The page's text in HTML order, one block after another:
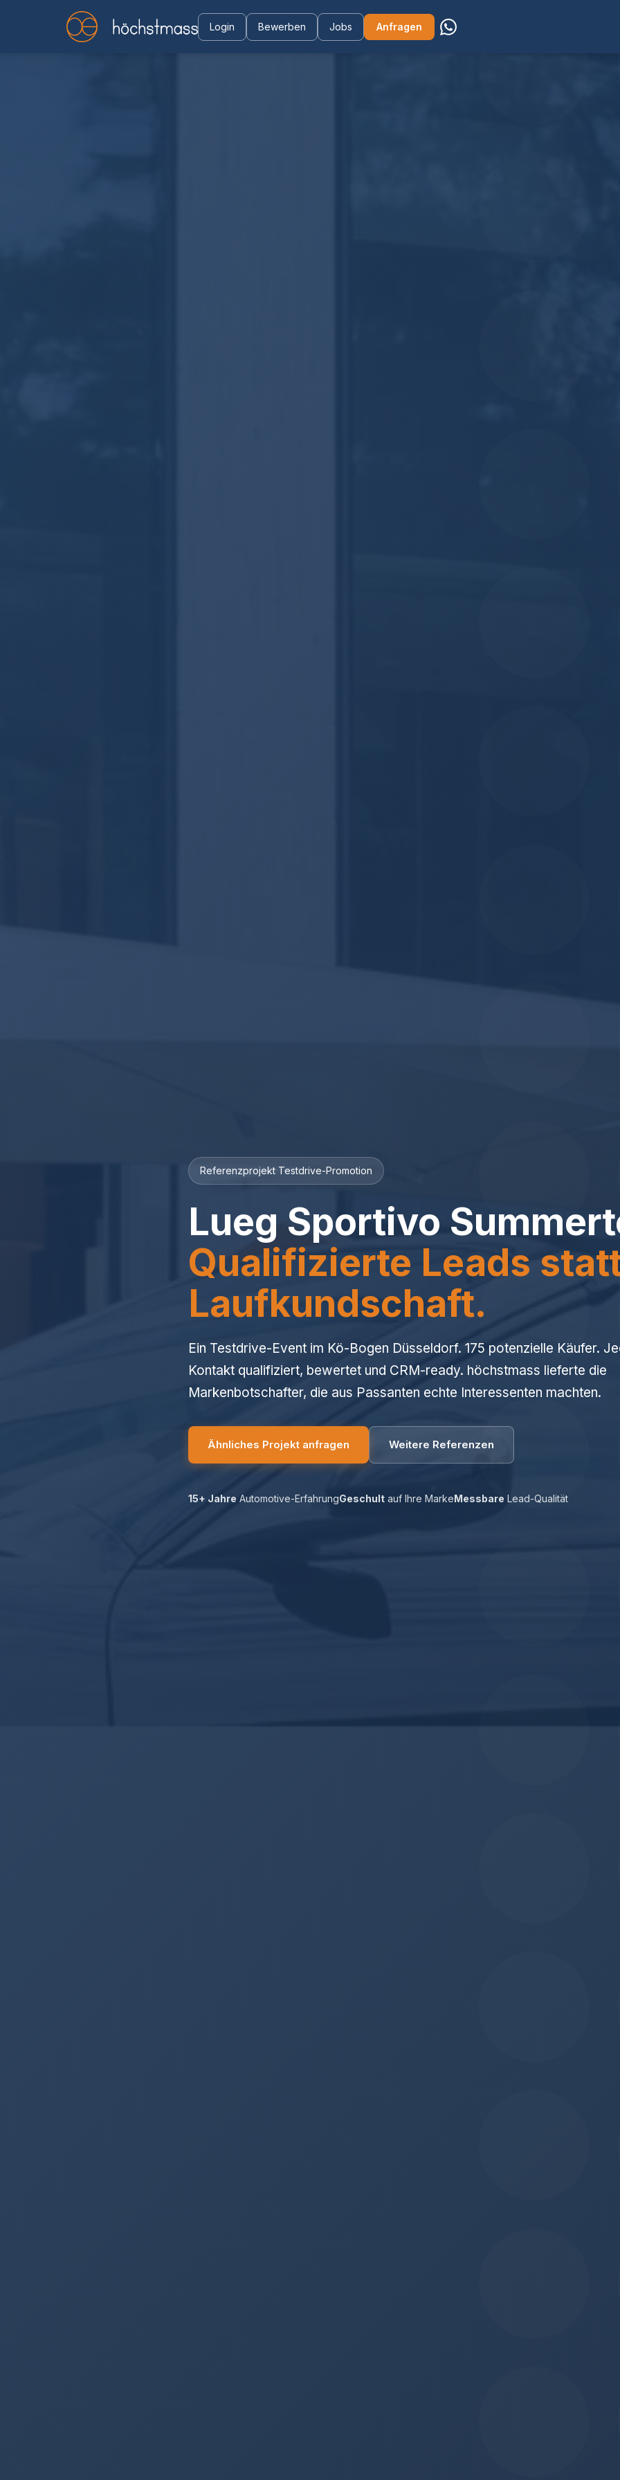
Login Bewerben Jobs Anfragen
Referenzprojekt Testdrive-Promotion
Lueg Sportivo
Qualifizierte Leads
Laufkundschaft.
Ein Testdrive-Event im Kö-Bogen Düsseldorf. 175 potenzielle Käufer.
Kontakt qualifiziert, bewertet und CRM-ready. höchstmass lieferte die
Markenbotschafter, die aus Passanten echte Interessenten machten.
Ähnliches Projekt anfragen Weitere Referenzen
15+ Jahre Automotive-ErfahrungGeschult auf Ihre MarkeMessbare Lead-Qualität